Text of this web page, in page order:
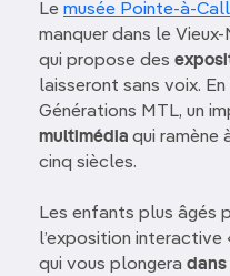
Le musée Pointe-à-
manquer dans le
qui propose des
laisseront sans voix.
Générations MTL, un
multimédia qui ramène
cinq siècles.
Les enfants plus âgés
l’exposition interactive
qui vous plongera dans